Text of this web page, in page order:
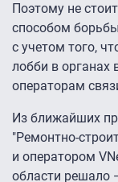
Поэтому не
способом
с учетом того,
лобби в органах
операторам
Из ближайших
"Ремонтно-
и оператором
области решало